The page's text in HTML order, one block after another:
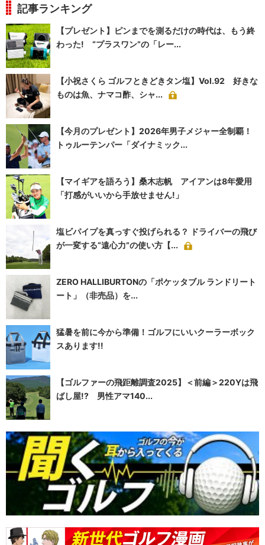
記事ランキング
【プレゼント】ピンまでを測るだけの時代は、もう終
わった! “プラスワン”の「レー...
【小祝さくら ゴルフときどきタン塩】Vol.92 好きな
ものは魚、ナマコ酢、シャ...
【今月のプレゼント】2026年男子メジャー全制覇！
トゥルーテンパー「ダイナミック...
【マイギアを語ろう】桑木志帆 アイアンは8年愛用
「打感がいいから手放せません!」
塩ビパイプを真っすぐ投げられる？ ドライバーの飛び
が一変する“遠心力”の使い方【...
ZERO HALLIBURTONの「ポケッタブル ランドリート
ート」（非売品）を...
猛暑を前に今から準備！ゴルフにいいクーラーボック
スあります!!
【ゴルファーの飛距離調査2025】＜前編＞220Yは飛
ばし屋!? 男性アマ140...